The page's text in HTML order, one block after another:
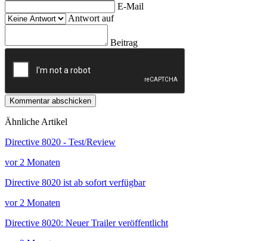
E-Mail
Antwort auf
Beitrag
Kommentar abschicken
Ähnliche Artikel
Directive 8020 - Test/Review
vor 2 Monaten
Directive 8020 ist ab sofort verfügbar
vor 2 Monaten
Directive 8020: Neuer Trailer veröffentlicht